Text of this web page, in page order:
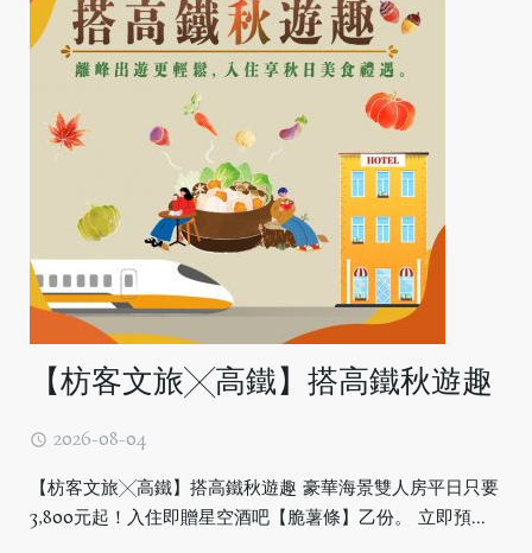
【枋客文旅╳高鐵】搭高鐵秋遊趣
2026-08-04
【枋客文旅╳高鐵】搭高鐵秋遊趣 豪華海景雙人房平日只要
3,800元起！入住即贈星空酒吧【脆薯條】乙份。 立即預...